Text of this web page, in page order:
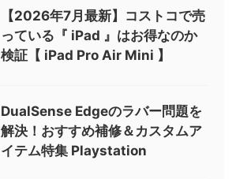
【2026年7月最新】コストコで売
っている『 iPad 』はお得なのか
検証【 iPad Pro Air Mini 】
DualSense Edgeのラバー問題を
解決！おすすめ補修＆カスタムア
イテム特集 Playstation